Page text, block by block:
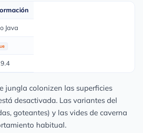
Java
jungla colonizen las superficies
desactivada. Las variantes del
goteantes) y las vides de caverna
habitual.